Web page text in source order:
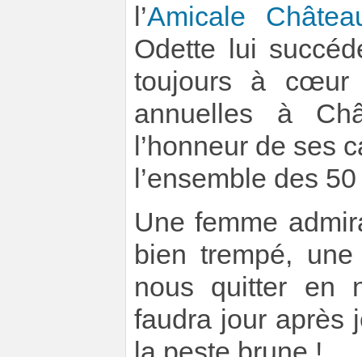
l’Amicale
Odette lui
toujours à cœur
annuelles à
l’honneur de ses
l’ensemble des
Une femme
bien trempé,
nous quitter en
faudra jour après